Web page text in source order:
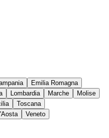
Emilia Romagna
Lombardia Marche
Molise
Toscana
Veneto